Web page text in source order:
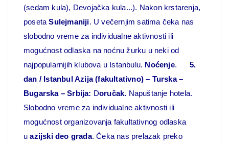
(sedam kula), Devojačka kula...). Nakon krstarenja,
posetaSulejmaniji. U večernjim satima čeka nas
slobodno vreme za individualne aktivnosti ili
mogućnost odlaska na noćnu žurku u neki od
najpopularnijih klubova u Istanbulu. Noćenje.
5.
dan / Istanbul Azija (fakultativno) – Turska –
Bugarska – Srbija: Doručak. Napuštanje hotela.
Slobodno vreme za individualne aktivnosti ili
mogućnost organizovanja fakultativnog odlaska
uazijski deo grada. Ćeka nas prelazak preko